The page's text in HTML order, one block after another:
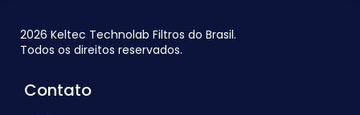
2026 Keltec Technolab Filtros do Brasil.
Todos os direitos reservados.
Contato